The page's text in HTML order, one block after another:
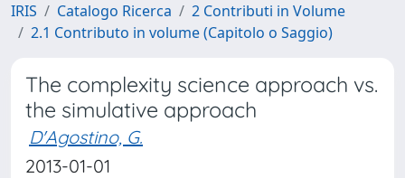
IRIS Catalogo Ricerca
2 Contributi in Volume
2.1 Contributo in volume (Capitolo o Saggio)
The complexity science approach vs.
the simulative approach
D'Agostino, G.
2013-01-01